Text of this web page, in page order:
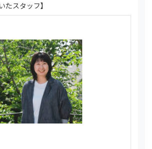
たスタッフ】